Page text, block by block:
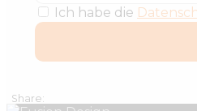
Ich habe die
Share: